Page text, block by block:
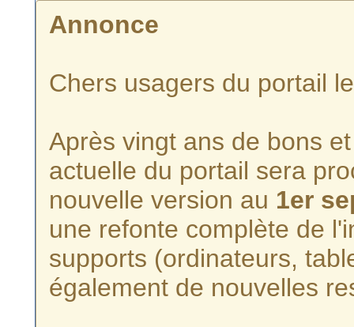
Annonce
Chers usagers du portail
Après vingt ans de bons
actuelle du portail sera
nouvelle version au 1er
une refonte complète de
supports (ordinateurs,
également de nouvelles